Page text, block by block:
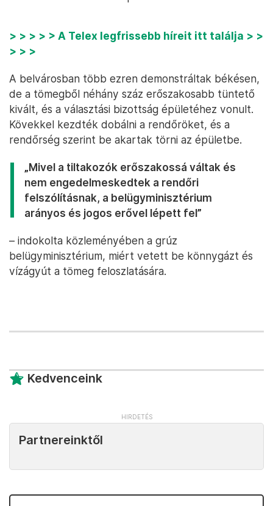
> > > > > A Telex legfrissebb híreit itt találja > >
> > >
A belvárosban több ezren demonstráltak békésen,
de a tömegből néhány száz erőszakosabb tüntető
kivált, és a választási bizottság épületéhez vonult.
Kövekkel kezdték dobálni a rendőröket, és a
rendőrség szerint be akartak törni az épületbe.
„Mivel a tiltakozók erőszakossá váltak és
nem engedelmeskedtek a rendőri
felszólításnak, a belügyminisztérium
arányos és jogos erővel lépett fel”
– indokolta közleményében a grúz
belügyminisztérium, miért vetett be könnygázt és
vízágyút a tömeg feloszlatására.
Kedvenceink
Partnereinktől